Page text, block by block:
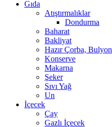
Gıda
Atıştırmalıklar
Dondurma
Baharat
Bakliyat
Hazır Çorba, Bulyon
Konserve
Makarna
Şeker
Sıvı Yağ
Un
İçecek
Çay
Gazlı İçecek